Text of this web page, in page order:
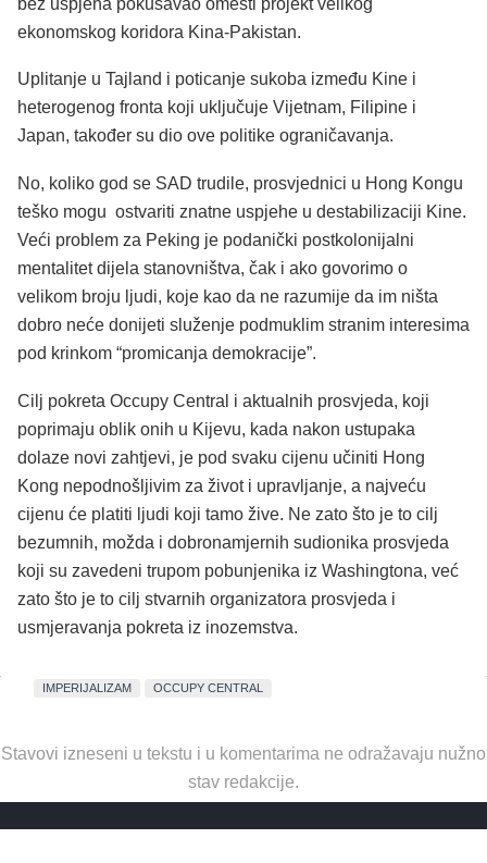
ekonomskog koridora Kina-Pakistan.
Uplitanje u Tajland i poticanje sukoba između Kine i
heterogenog fronta koji uključuje Vijetnam, Filipine i
Japan, također su dio ove politike ograničavanja.
No, koliko god se SAD trudile, prosvjednici u Hong Kongu
teško mogu ostvariti znatne uspjehe u destabilizaciji Kine.
Veći problem za Peking je podanički postkolonijalni
mentalitet dijela stanovništva, čak i ako govorimo o
velikom broju ljudi, koje kao da ne razumije da im ništa
dobro neće donijeti služenje podmuklim stranim interesima
pod krinkom “promicanja demokracije”.
Cilj pokreta Occupy Central i aktualnih prosvjeda, koji
poprimaju oblik onih u Kijevu, kada nakon ustupaka
dolaze novi zahtjevi, je pod svaku cijenu učiniti Hong
Kong nepodnošljivim za život i upravljanje, a najveću
cijenu će platiti ljudi koji tamo žive. Ne zato što je to cilj
bezumnih, možda i dobronamjernih sudionika prosvjeda
koji su zavedeni trupom pobunjenika iz Washingtona, već
zato što je to cilj stvarnih organizatora prosvjeda i
usmjeravanja pokreta iz inozemstva.
IMPERIJALIZAM OCCUPY CENTRAL
Stavovi izneseni u tekstu i u komentarima ne odražavaju nužno
stav redakcije.